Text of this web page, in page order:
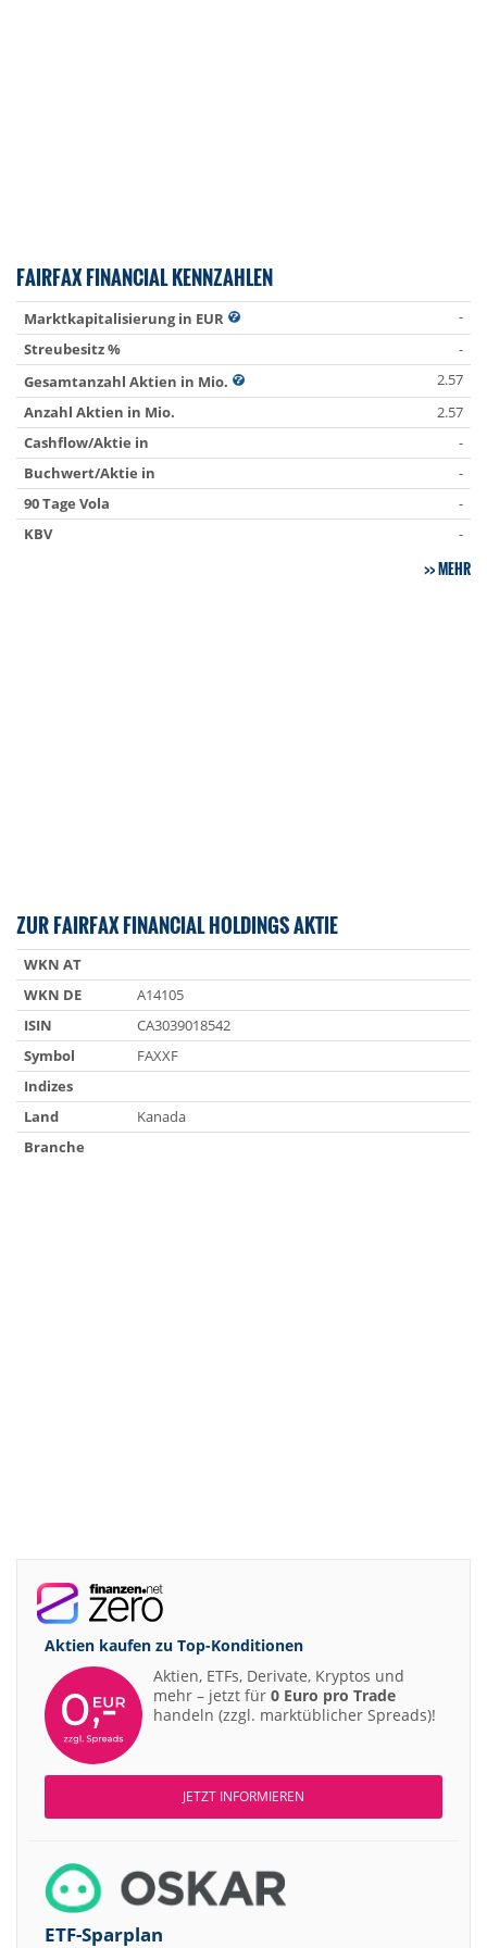
FAIRFAX FINANCIAL KENNZAHLEN
Marktkapitalisierung in EUR
-
Streubesitz %
-
Gesamtanzahl Aktien in Mio.
2.57
Anzahl Aktien in Mio.
2.57
Cashflow/Aktie in
-
Buchwert/Aktie in
-
90 Tage Vola
-
KBV
-
MEHR
ZUR FAIRFAX FINANCIAL HOLDINGS AKTIE
WKN AT
WKN DE
A14105
ISIN
CA3039018542
Symbol
FAXXF
Indizes
Land
Kanada
Branche
Aktien kaufen zu Top-Konditionen
Aktien, ETFs, Derivate, Kryptos und
mehr – jetzt für 0 Euro pro Trade
handeln (zzgl. marktüblicher Spreads)!
JETZT INFORMIEREN
ETF-Sparplan